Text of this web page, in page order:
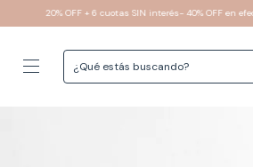
interés- 40% OFF en efectivo- 30% OFF transferencia